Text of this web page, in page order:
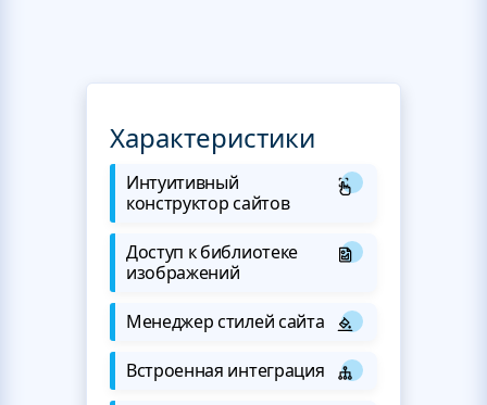
Характеристики
Интуитивный
конструктор сайтов
Доступ к библиотеке
изображений
Менеджер стилей сайта
Встроенная интеграция